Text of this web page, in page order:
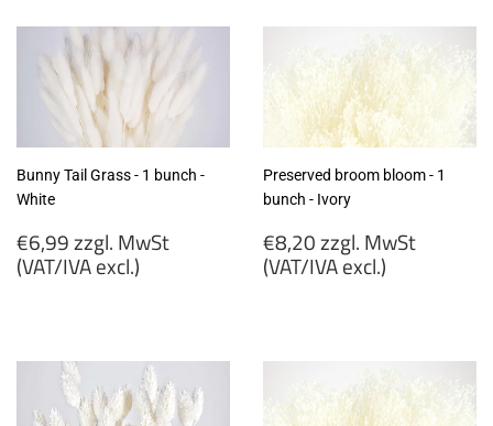
MwSt
(VAT/IVA
excl.)
MwSt
(VAT/IVA
excl.)
Bunny Tail Grass - 1 bunch -
White
Regular
price
€6,99 zzgl. MwSt
(VAT/IVA excl.)
MwSt
(VAT/IVA
excl.)
Preserved broom bloom - 1
bunch - Ivory
Regular
price
€8,20 zzgl. MwSt
(VAT/IVA excl.)
MwSt
(VAT/IVA
excl.)